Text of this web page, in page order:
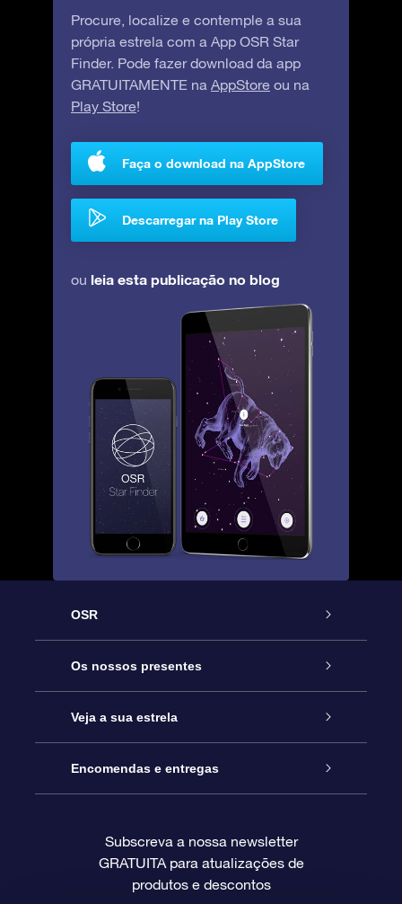
Procure, localize e contemple a sua
própria estrela com a App OSR Star
Finder. Pode fazer download da app
GRATUITAMENTE na AppStore ou na
Play Store!
Faça o download na AppStore
Descarregar na Play Store
ou leia esta publicação no blog
OSR
Serviço
Contactos
O Blog
Avaliações
Os nossos presentes
Prenda Star Online
Pacote Prenda OSR
O Cartão Presente OSR
Veja a sua estrela
Registo de Estrela
Página de Estrela personalizada
Encomendas e entregas
Informação de pagamento
Subscreva a nossa newsletter
GRATUITA para atualizações de
produtos e descontos